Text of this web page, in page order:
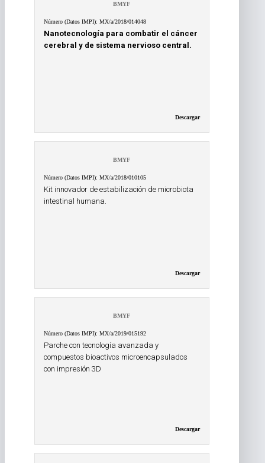
BMYF
Número (Datos IMPI): MX/a/2018/014048
Nanotecnología para combatir el cáncer
cerebral y de sistema nervioso central.
Descargar
BMYF
Número (Datos IMPI): MX/a/2018/010105
Kit innovador de estabilización de microbiota
intestinal humana.
Descargar
BMYF
Número (Datos IMPI): MX/a/2019/015192
Parche con tecnología avanzada y
compuestos bioactivos microencapsulados
con impresión 3D
Descargar